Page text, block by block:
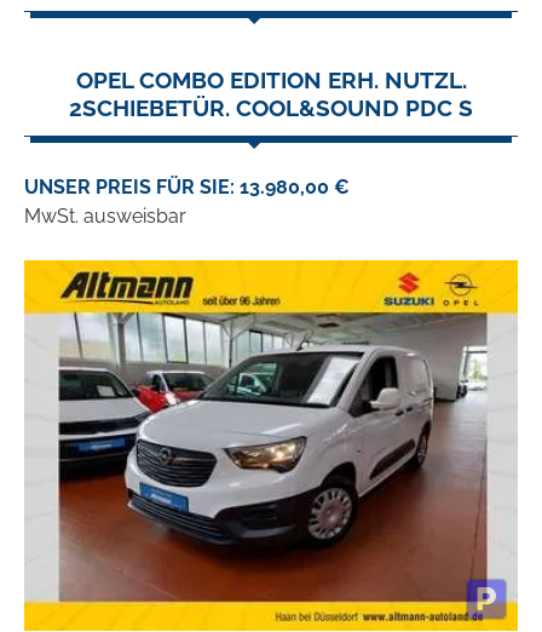
OPEL COMBO EDITION ERH. NUTZL.
2SCHIEBETÜR. COOL&SOUND PDC S
UNSER PREIS FÜR SIE: 13.980,00 €
MwSt. ausweisbar